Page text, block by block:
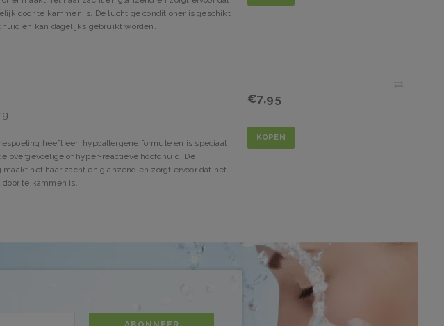
door te kammen is. De luchtige conditioner is geschikt
en kan dagelijks gebruikt worden.
heeft een hypoallergene formule en is speciaal
overgevoelige of hyper-reactieve hoofdhuid. De
maakt het haar zacht en glanzend en zorgt ervoor dat het
te kammen is.
€7,95
KOPEN